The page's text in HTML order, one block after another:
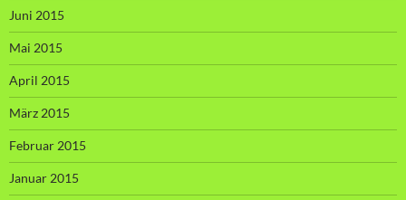
Juni 2015
Mai 2015
April 2015
März 2015
Februar 2015
Januar 2015